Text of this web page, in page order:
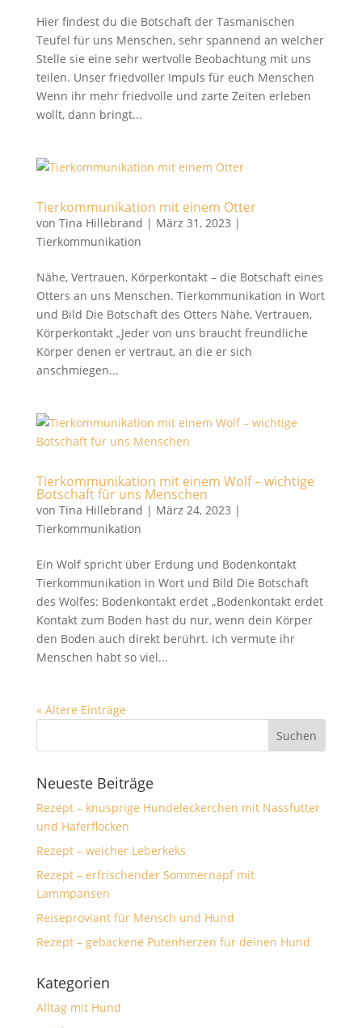
Hier findest du die Botschaft der Tasmanischen
Teufel für uns Menschen, sehr spannend an welcher
Stelle sie eine sehr wertvolle Beobachtung mit uns
teilen. Unser friedvoller Impuls für euch Menschen
Wenn ihr mehr friedvolle und zarte Zeiten erleben
wollt, dann bringt...
Tierkommunikation mit einem Otter
von Tina Hillebrand | März 31, 2023 |
Tierkommunikation
Nähe, Vertrauen, Körperkontakt – die Botschaft eines
Otters an uns Menschen. Tierkommunikation in Wort
und Bild Die Botschaft des Otters Nähe, Vertrauen,
Körperkontakt „Jeder von uns braucht freundliche
Körper denen er vertraut, an die er sich
anschmiegen...
Tierkommunikation mit einem Wolf – wichtige
Botschaft für uns Menschen
von Tina Hillebrand | März 24, 2023 |
Tierkommunikation
Ein Wolf spricht über Erdung und Bodenkontakt
Tierkommunikation in Wort und Bild Die Botschaft
des Wolfes: Bodenkontakt erdet „Bodenkontakt erdet
Kontakt zum Boden hast du nur, wenn dein Körper
den Boden auch direkt berührt. Ich vermute ihr
Menschen habt so viel...
« Ältere Einträge
Neueste Beiträge
Rezept – knusprige Hundeleckerchen mit Nassfutter
und Haferflocken
Rezept – weicher Leberkeks
Rezept – erfrischender Sommernapf mit
Lammpansen
Reiseproviant für Mensch und Hund
Rezept – gebackene Putenherzen für deinen Hund
Kategorien
Alltag mit Hund